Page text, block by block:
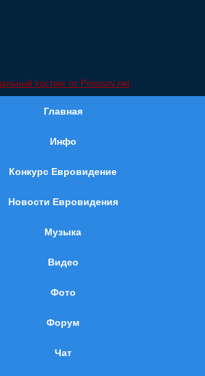
Главная
Инфо
Конкурс Евровидение
Новости Евровидения
Музыка
Видео
Фото
Форум
Чат